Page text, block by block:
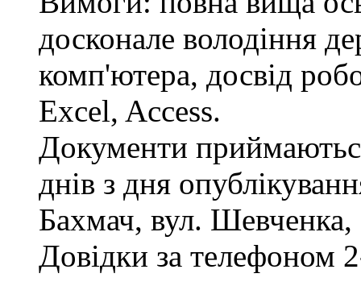
досконале володіння
комп'ютера, досвід
Excel, Access.
Документи
днів з дня
Бахмач, вул. Шевченка,
Довідки за телефоном